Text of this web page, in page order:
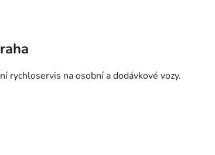
rychloservis na osobní a dodávkové vozy.